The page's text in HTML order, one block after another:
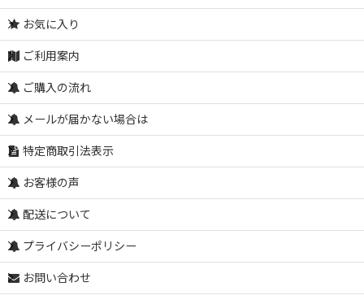
お気に入り
ご利用案内
ご購入の流れ
メールが届かない場合は
特定商取引法表示
お客様の声
配送について
プライバシーポリシー
お問い合わせ